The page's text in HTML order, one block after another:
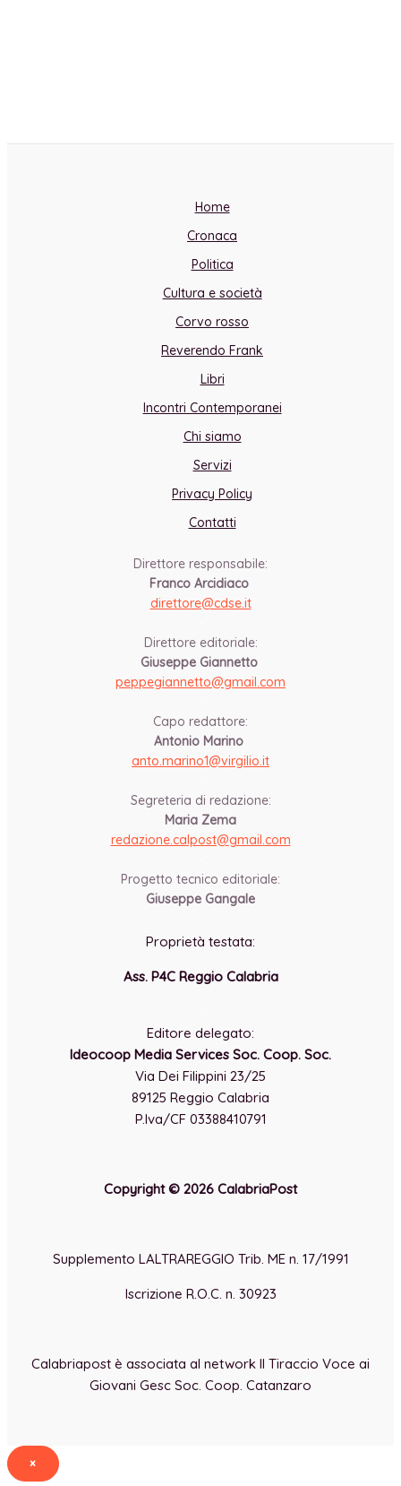
Home
Cronaca
Politica
Cultura e società
Corvo rosso
Reverendo Frank
Libri
Incontri Contemporanei
Chi siamo
Servizi
Privacy Policy
Contatti
Direttore responsabile:
Franco Arcidiaco
direttore@cdse.it
Direttore editoriale:
Giuseppe Giannetto
peppegiannetto@gmail.com
Capo redattore:
Antonio Marino
anto.marino1@virgilio.it
Segreteria di redazione:
Maria Zema
redazione.calpost@gmail.com
Progetto tecnico editoriale:
Giuseppe Gangale
Proprietà testata:
Ass. P4C Reggio Calabria
Editore delegato:
Ideocoop Media Services Soc. Coop. Soc.
Via Dei Filippini 23/25
89125 Reggio Calabria
P.Iva/CF 03388410791
Copyright © 2026 CalabriaPost
Supplemento LALTRAREGGIO Trib. ME n. 17/1991
Iscrizione R.O.C. n. 30923
Calabriapost è associata al network Il Tiraccio Voce ai
Giovani Gesc Soc. Coop. Catanzaro
×